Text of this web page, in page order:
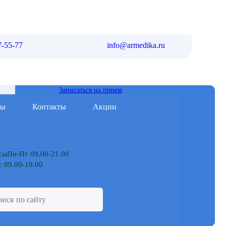
55-77 info@armedika.ru
Записаться на прием
Контакты Акции
Пн-Пт 09.00-21.00
09.00-19.00